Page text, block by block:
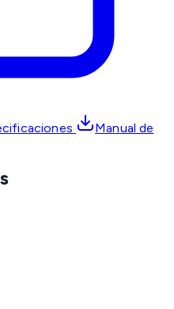
Manual de